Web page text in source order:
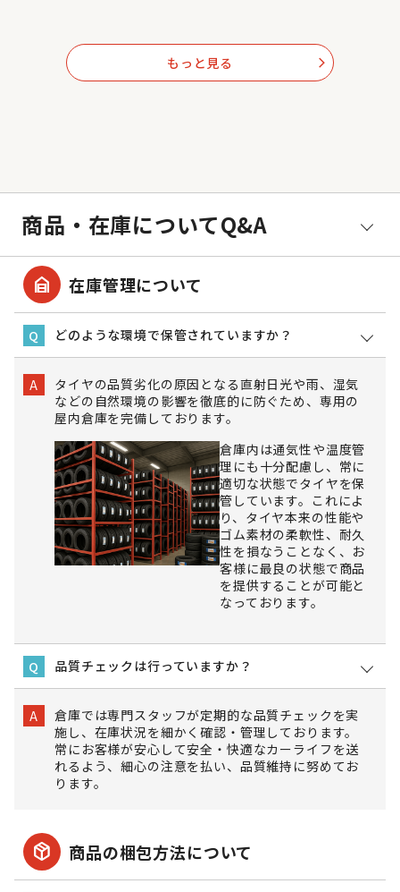
もっと見る arrow_forward_ios
商品・在庫についてQ&A
garage_home 在庫管理について
Q どのような環境で保管されていますか？
A
タイヤの品質劣化の原因となる直射日光や雨、湿気
などの自然環境の影響を徹底的に防ぐため、専用の
屋内倉庫を完備しております。
倉庫内は通気性や温度管
理にも十分配慮し、常に
適切な状態でタイヤを保
管しています。これによ
り、タイヤ本来の性能や
ゴム素材の柔軟性、耐久
性を損なうことなく、お
客様に最良の状態で商品
を提供することが可能と
なっております。
Q 品質チェックは行っていますか？
A
倉庫では専門スタッフが定期的な品質チェックを実
施し、在庫状況を細かく確認・管理しております。
常にお客様が安心して安全・快適なカーライフを送
れるよう、細心の注意を払い、品質維持に努めてお
ります。
package_2 商品の梱包方法について